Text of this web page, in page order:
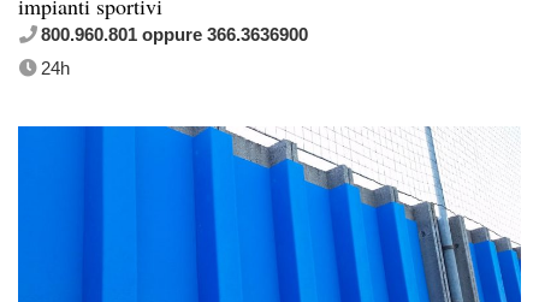
impianti sportivi
800.960.801 oppure 366.3636900
24h